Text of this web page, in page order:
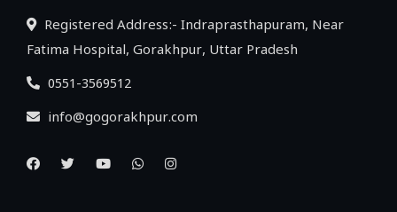
Registered Address:- Indraprasthapuram, Near
Fatima Hospital, Gorakhpur, Uttar Pradesh
0551-3569512
info@gogorakhpur.com